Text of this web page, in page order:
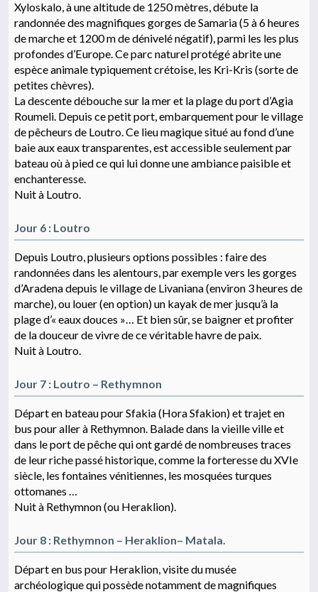
Xyloskalo, à une altitude de 1250 mètres, débute la
randonnée des magnifiques gorges de Samaria (5 à 6 heures
de marche et 1200 m de dénivelé négatif), parmi les les plus
profondes d’Europe. Ce parc naturel protégé abrite une
espèce animale typiquement crétoise, les Kri-Kris (sorte de
petites chèvres).
La descente débouche sur la mer et la plage du port d’Agia
Roumeli. Depuis ce petit port, embarquement pour le village
de pêcheurs de Loutro. Ce lieu magique situé au fond d’une
baie aux eaux transparentes, est accessible seulement par
bateau où à pied ce qui lui donne une ambiance paisible et
enchanteresse.
Nuit à Loutro.
Jour 6 : Loutro
Depuis Loutro, plusieurs options possibles : faire des
randonnées dans les alentours, par exemple vers les gorges
d’Aradena depuis le village de Livaniana (environ 3 heures de
marche), ou louer (en option) un kayak de mer jusqu’à la
plage d’« eaux douces »… Et bien sûr, se baigner et profiter
de la douceur de vivre de ce véritable havre de paix.
Nuit à Loutro.
Jour 7 : Loutro – Rethymnon
Départ en bateau pour Sfakia (Hora Sfakion) et trajet en
bus pour aller à Rethymnon. Balade dans la vieille ville et
dans le port de pêche qui ont gardé de nombreuses traces
de leur riche passé historique, comme la forteresse du XVIe
siècle, les fontaines vénitiennes, les mosquées turques
ottomanes …
Nuit à Rethymnon (ou Heraklion).
Jour 8 : Rethymnon – Heraklion– Matala.
Départ en bus pour Heraklion, visite du musée
archéologique qui possède notamment de magnifiques